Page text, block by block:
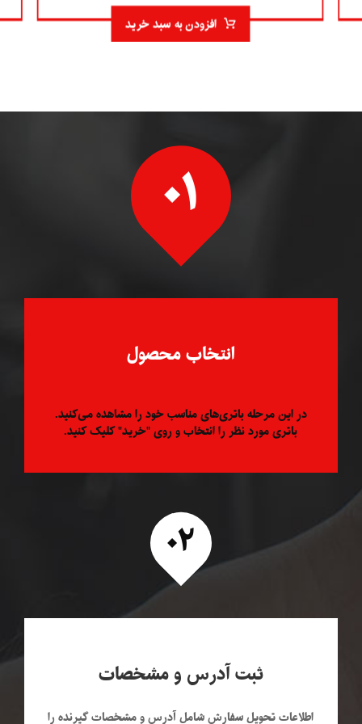
افزودن به سبد خرید
۰۱
انتخاب محصول
در این مرحله باتری‌های مناسب خود را مشاهده می‌کنید.
باتری مورد نظر را انتخاب و روی "خرید" کلیک کنید.
۰۲
ثبت آدرس و مشخصات
اطلاعات تحویل سفارش شامل آدرس و مشخصات گیرنده را